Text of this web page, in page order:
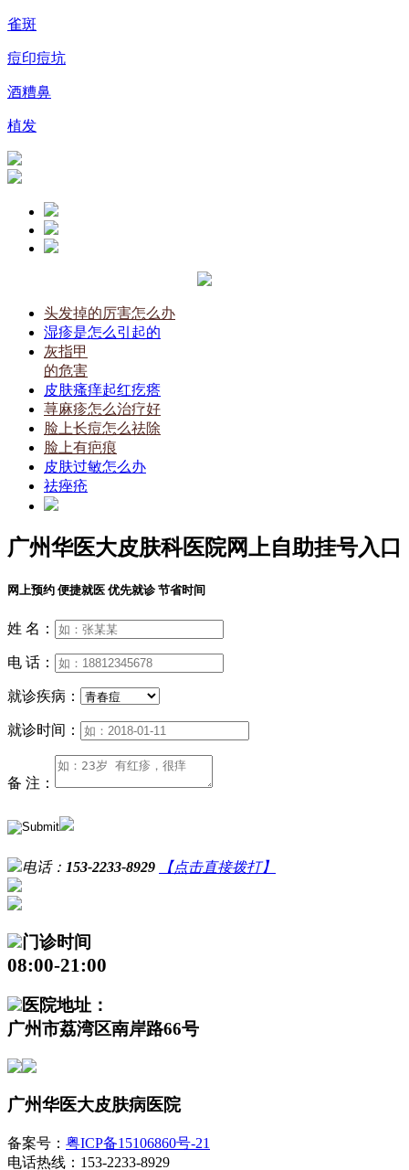
雀斑
痘印痘坑
酒糟鼻
植发
头发掉的厉害怎么办
湿疹是怎么引起的
灰指甲
的危害
皮肤瘙痒起红疙瘩
荨麻疹怎么治疗好
脸上长痘怎么祛除
脸上有疤痕
皮肤过敏怎么办
祛痤疮
广州华医大皮肤科医院网上自助挂号入口
网上预约 便捷就医 优先就诊 节省时间
姓 名：
电 话：
就诊疾病：
就诊时间：
备 注：
电话： 153-2233-8929 【点击直接拨打】
门诊时间
08:00-21:00
医院地址：
广州市荔湾区南岸路66号
广州华医大皮肤病医院
备案号： 粤ICP备15106860号-21
电话热线：153-2233-8929